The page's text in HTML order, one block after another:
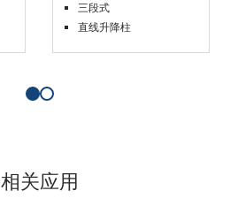
三段式
直线升降柱
相关应用